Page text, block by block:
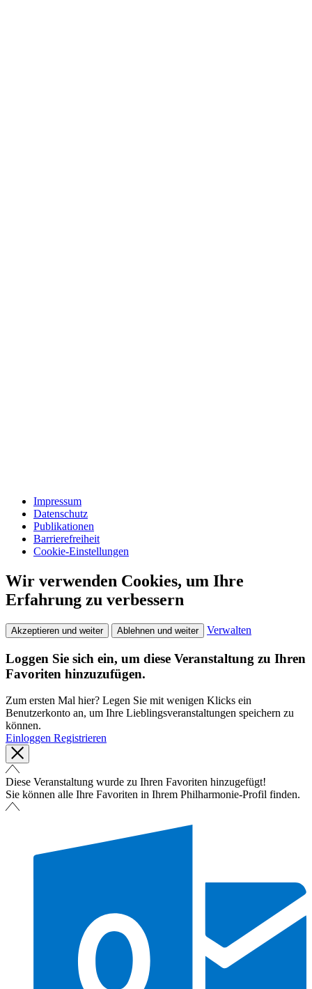
Impressum
Datenschutz
Publikationen
Barrierefreiheit
Cookie-Einstellungen
Wir verwenden Cookies, um Ihre
Erfahrung zu verbessern
Akzeptieren und weiter Ablehnen und weiter Verwalten
Loggen Sie sich ein, um diese Veranstaltung zu Ihren
Favoriten hinzuzufügen.
Zum ersten Mal hier? Legen Sie mit wenigen Klicks ein
Benutzerkonto an, um Ihre Lieblingsveranstaltungen speichern zu
können.
Einloggen Registrieren
Diese Veranstaltung wurde zu Ihren Favoriten hinzugefügt!
Sie können alle Ihre Favoriten in Ihrem Philharmonie-Profil finden.